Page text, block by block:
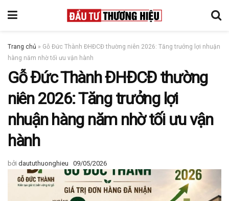
Trang chủ » Gỗ Đức Thành ĐHĐCĐ thường niên 2026: Tăng trưởng lợi nhuận
hàng năm nhờ tối ưu vận hành
Gỗ Đức Thành ĐHĐCĐ thường
niên 2026: Tăng trưởng lợi
nhuận hàng năm nhờ tối ưu vận
hành
bởi daututhuonghieu 09/05/2026